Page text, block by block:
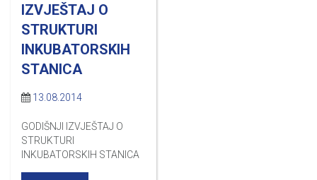
IZVJEŠTAJ O
STRUKTURI
INKUBATORSKIH
STANICA
13.08.2014
GODIŠNJI IZVJEŠTAJ O
STRUKTURI
INKUBATORSKIH STANICA